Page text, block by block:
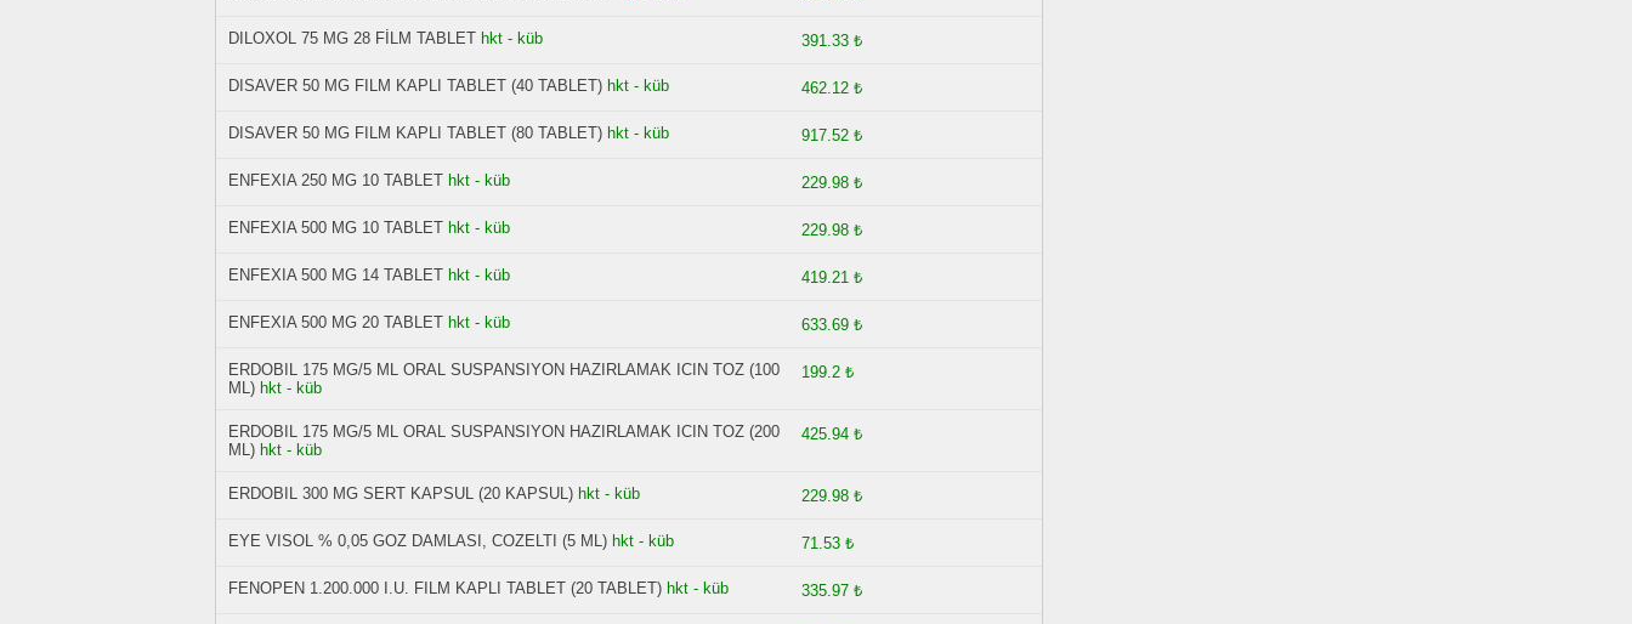
DILOXOL 75 MG 28 FİLM TABLET hkt - küb 391.33 ₺
DISAVER 50 MG FILM KAPLI TABLET (40 TABLET) hkt - küb 462.12 ₺
DISAVER 50 MG FILM KAPLI TABLET (80 TABLET) hkt - küb 917.52 ₺
ENFEXIA 250 MG 10 TABLET hkt - küb 229.98 ₺
ENFEXIA 500 MG 10 TABLET hkt - küb 229.98 ₺
ENFEXIA 500 MG 14 TABLET hkt - küb 419.21 ₺
ENFEXIA 500 MG 20 TABLET hkt - küb 633.69 ₺
ERDOBIL 175 MG/5 ML ORAL SUSPANSIYON HAZIRLAMAK ICIN TOZ (100
ML) hkt - küb
199.2 ₺
ERDOBIL 175 MG/5 ML ORAL SUSPANSIYON HAZIRLAMAK ICIN TOZ (200
ML) hkt - küb
425.94 ₺
ERDOBIL 300 MG SERT KAPSUL (20 KAPSUL) hkt - küb 229.98 ₺
EYE VISOL % 0,05 GOZ DAMLASI, COZELTI (5 ML) hkt - küb 71.53 ₺
FENOPEN 1.200.000 I.U. FILM KAPLI TABLET (20 TABLET) hkt - küb 335.97 ₺